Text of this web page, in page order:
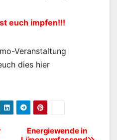
euch impfen!!!
Veranstaltung
dies hier
Energiewende in